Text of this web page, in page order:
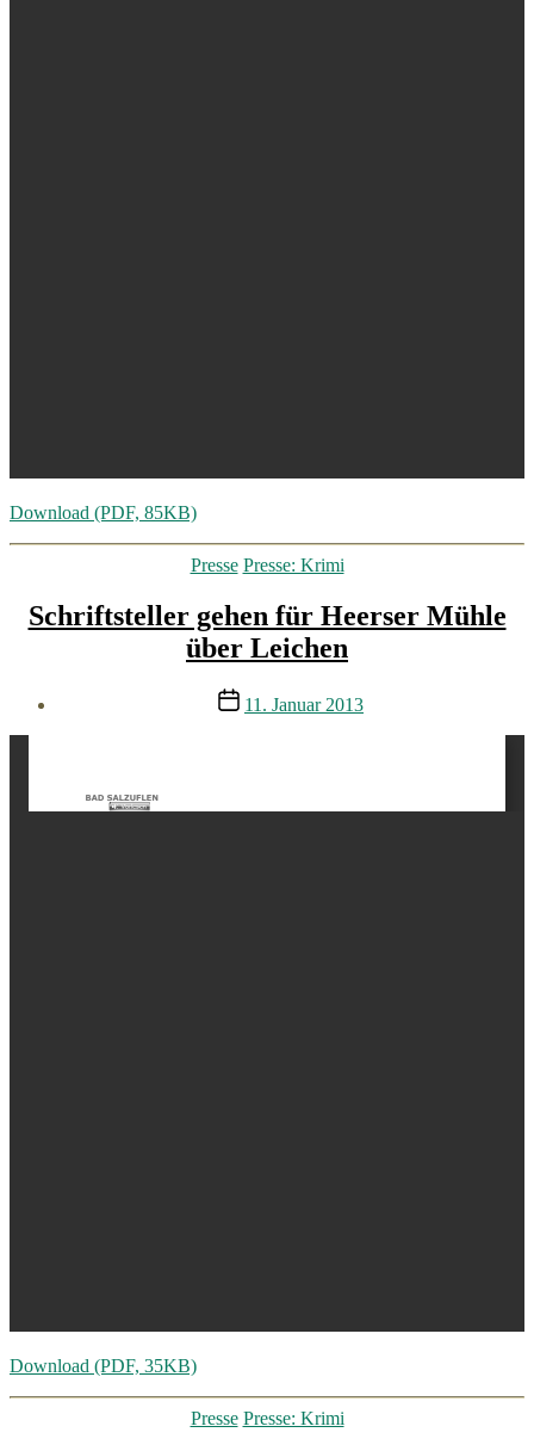
Download (PDF, 85KB)
Kategorien
Presse Presse: Krimi
Schriftsteller gehen für Heerser Mühle
über Leichen
Veröffentlichungsdatum
11. Januar 2013
Download (PDF, 35KB)
Kategorien
Presse Presse: Krimi